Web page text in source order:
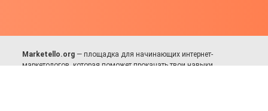
Marketello.org — площадка для начинающих интернет-
маркетологов, которая поможет прокачать твои навыки.